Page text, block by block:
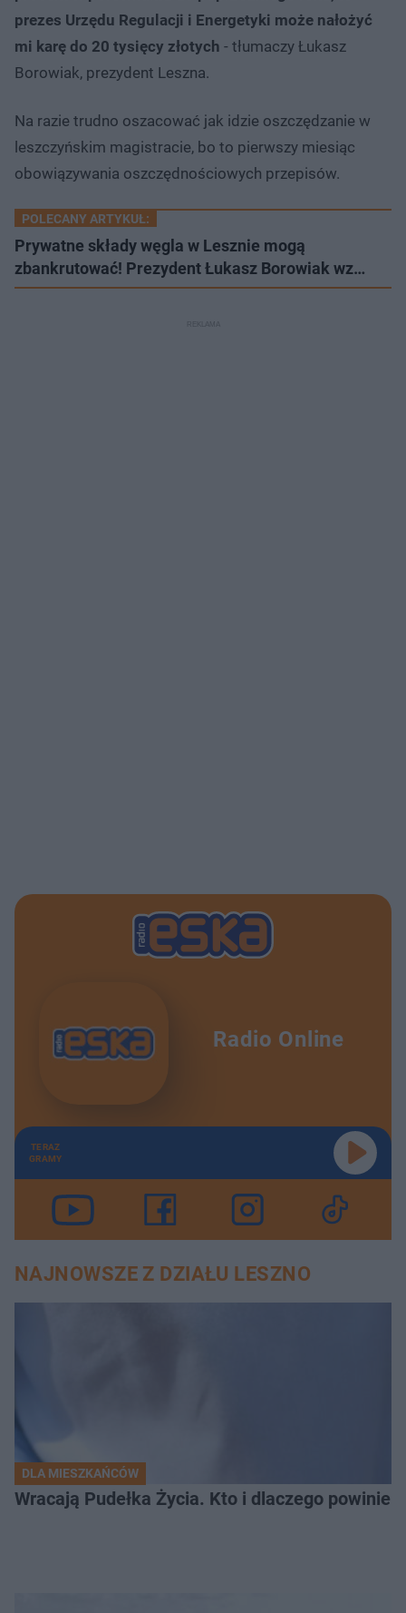
prezes Urzędu Regulacji i Energetyki może nałożyć
mi karę do 20 tysięcy złotych - tłumaczy Łukasz
Borowiak, prezydent Leszna.
Na razie trudno oszacować jak idzie oszczędzanie w
leszczyńskim magistracie, bo to pierwszy miesiąc
obowiązywania oszczędnościowych przepisów.
POLECANY ARTYKUŁ:
Prywatne składy węgla w Lesznie mogą
zbankrutować! Prezydent Łukasz Borowiak wz…
Radio Online
TERAZ
GRAMY
NAJNOWSZE Z DZIAŁU LESZNO
DLA MIESZKAŃCÓW
Wracają Pudełka Życia. Kto i dlaczego powinien